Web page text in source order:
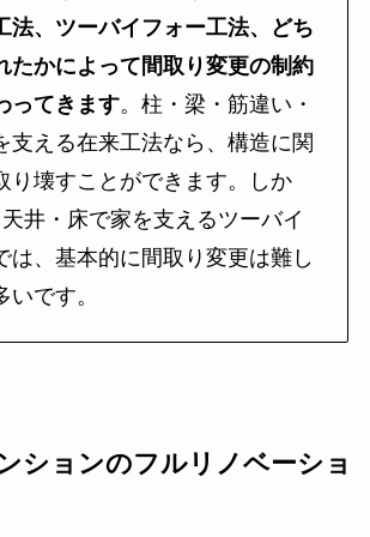
法、ツーバイフォー工法、どち
たかによって間取り変更の制約
ってきます。柱・梁・筋違い・
支える在来工法なら、構造に関
り壊すことができます。しか
井・床で家を支えるツーバイ
は、基本的に間取り変更は難し
です。
ションのフルリノベーショ